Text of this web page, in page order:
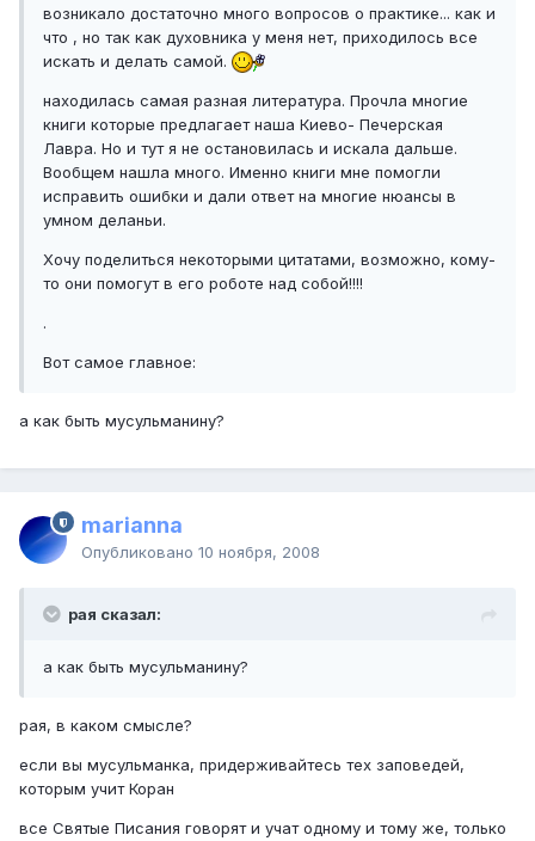
возникало достаточно много вопросов о практике... как и
что , но так как духовника у меня нет, приходилось все
искать и делать самой.
находилась самая разная литература. Прочла многие
книги которые предлагает наша Киево- Печерская
Лавра. Но и тут я не остановилась и искала дальше.
Вообщем нашла много. Именно книги мне помогли
исправить ошибки и дали ответ на многие нюансы в
умном деланьи.
Хочу поделиться некоторыми цитатами, возможно, кому-
то они помогут в его роботе над собой!!!!
.
Вот самое главное:
а как быть мусульманину?
marianna
Опубликовано 10 ноября, 2008
рая сказал:
а как быть мусульманину?
рая, в каком смысле?
если вы мусульманка, придерживайтесь тех заповедей,
которым учит Коран
все Святые Писания говорят и учат одному и тому же, только